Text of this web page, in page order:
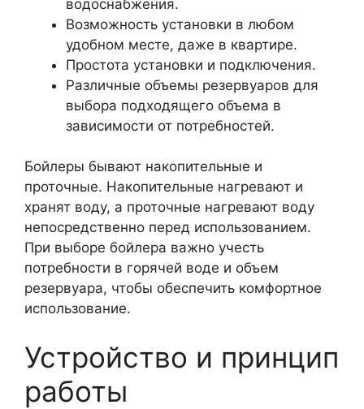
водоснабжения.
Возможность установки в любом
удобном месте, даже в квартире.
Простота установки и подключения.
Различные объемы резервуаров для
выбора подходящего объема в
зависимости от потребностей.
Бойлеры бывают накопительные и
проточные. Накопительные нагревают и
хранят воду, а проточные нагревают воду
непосредственно перед использованием.
При выборе бойлера важно учесть
потребности в горячей воде и объем
резервуара, чтобы обеспечить комфортное
использование.
Устройство и принцип
работы